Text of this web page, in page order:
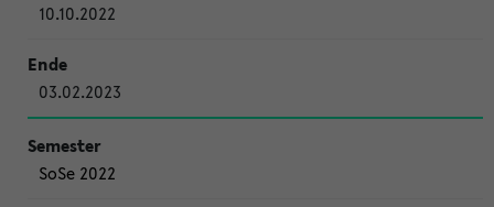
10.10.2022
03.02.2023
SoSe 2022